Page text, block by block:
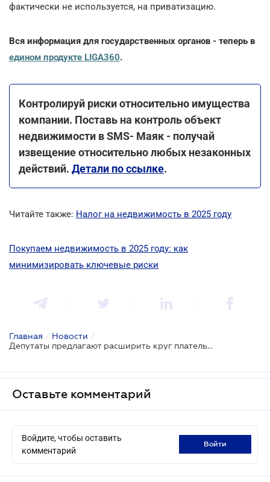
фактически не используется, на приватизацию.
Вся информация для государственных органов - теперь в
едином продукте LIGA360.
Контролируй риски относительно имущества
компании. Поставь на контроль объект
недвижимости в SMS- Маяк - получай
извещение относительно любых незаконных
действий. Детали по ссылке.
Читайте также: Налог на недвижимость в 2025 году
Покупаем недвижимость в 2025 году: как
минимизировать ключевые риски
Главная / Новости /
Депутаты предлагают расширить круг плательщиков налога на недвижимость
Оставьте комментарий
Войдите, чтобы оставить
комментарий
войти